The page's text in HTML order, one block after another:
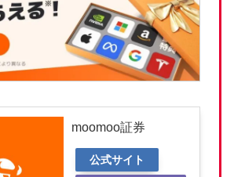
moomoo証券
公式サイト